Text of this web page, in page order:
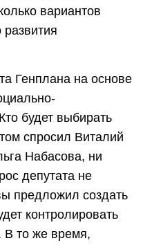
вариантов
развития
Генплана на основе
будет выбирать
спросил Виталий
Набасова, ни
депутата не
предложил создать
контролировать
В то же время,